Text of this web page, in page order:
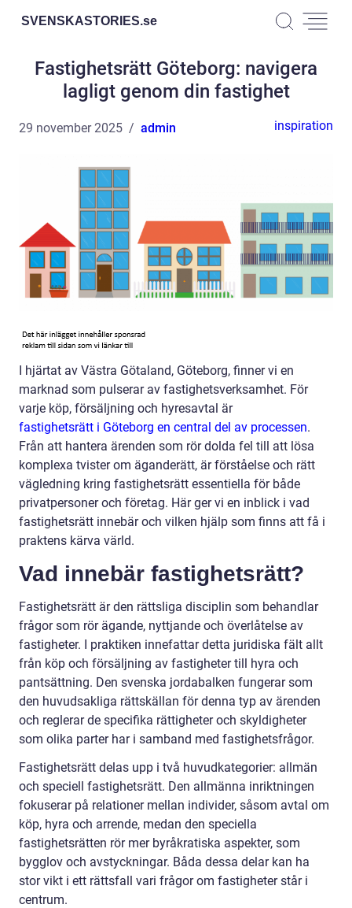
SVENSKASTORIES.se
Fastighetsrätt Göteborg: navigera
lagligt genom din fastighet
29 november 2025 admin inspiration
I hjärtat av Västra Götaland, Göteborg, finner vi en
marknad som pulserar av fastighetsverksamhet. För
varje köp, försäljning och hyresavtal är
fastighetsrätt i Göteborg en central del av processen.
Från att hantera ärenden som rör dolda fel till att lösa
komplexa tvister om äganderätt, är förståelse och rätt
vägledning kring fastighetsrätt essentiella för både
privatpersoner och företag. Här ger vi en inblick i vad
fastighetsrätt innebär och vilken hjälp som finns att få i
praktens kärva värld.
Vad innebär fastighetsrätt?
Fastighetsrätt är den rättsliga disciplin som behandlar
frågor som rör ägande, nyttjande och överlåtelse av
fastigheter. I praktiken innefattar detta juridiska fält allt
från köp och försäljning av fastigheter till hyra och
pantsättning. Den svenska jordabalken fungerar som
den huvudsakliga rättskällan för denna typ av ärenden
och reglerar de specifika rättigheter och skyldigheter
som olika parter har i samband med fastighetsfrågor.
Fastighetsrätt delas upp i två huvudkategorier: allmän
och speciell fastighetsrätt. Den allmänna inriktningen
fokuserar på relationer mellan individer, såsom avtal om
köp, hyra och arrende, medan den speciella
fastighetsrätten rör mer byråkratiska aspekter, som
bygglov och avstyckningar. Båda dessa delar kan ha
stor vikt i ett rättsfall vari frågor om fastigheter står i
centrum.